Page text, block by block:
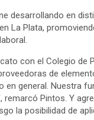
desarrollando en
La Plata,
con el Colegio de
de
general. Nuestra
Pintos. Y
la posibilidad de